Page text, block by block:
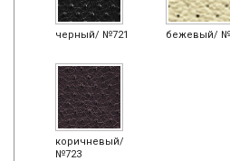
черный/ №721 бежевый/
коричневый/
№723